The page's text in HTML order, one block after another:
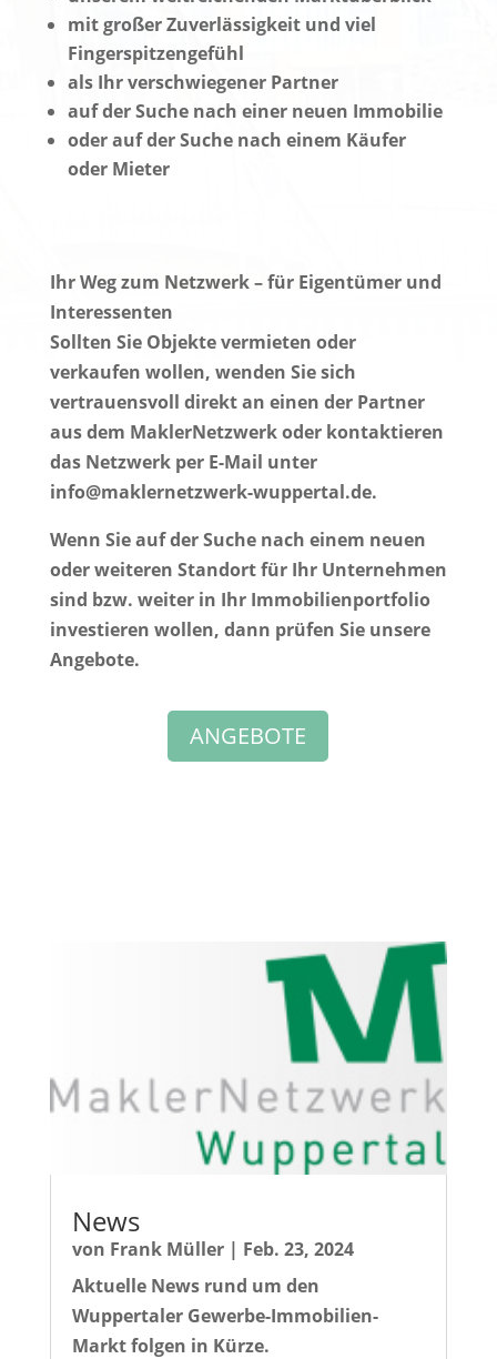
mit großer Zuverlässigkeit und viel
Fingerspitzengefühl
als Ihr verschwiegener Partner
auf der Suche nach einer neuen Immobilie
oder auf der Suche nach einem Käufer
oder Mieter
Ihr Weg zum Netzwerk – für Eigentümer und
Interessenten
Sollten Sie Objekte vermieten oder
verkaufen wollen, wenden Sie sich
vertrauensvoll direkt an einen der Partner
aus dem MaklerNetzwerk oder kontaktieren
das Netzwerk per E-Mail unter
info@maklernetzwerk-wuppertal.de.
Wenn Sie auf der Suche nach einem neuen
oder weiteren Standort für Ihr Unternehmen
sind bzw. weiter in Ihr Immobilienportfolio
investieren wollen, dann prüfen Sie unsere
Angebote.
ANGEBOTE
News
von Frank Müller| Feb. 23, 2024
Aktuelle News rund um den
Wuppertaler Gewerbe-Immobilien-
Markt folgen in Kürze.